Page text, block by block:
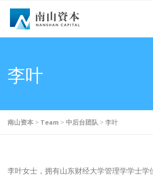
李叶
南山资本 > Team > 中后台团队 > 李叶
李叶女士，拥有山东财经大学管理学学士学